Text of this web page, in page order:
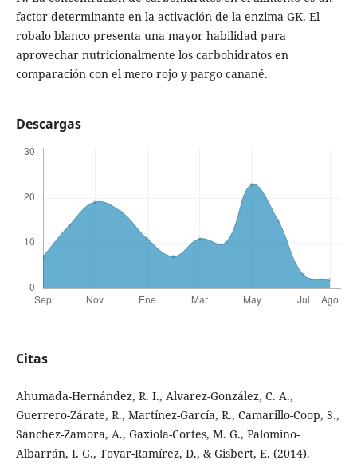
factor determinante en la activación de la enzima GK. El
robalo blanco presenta una mayor habilidad para
aprovechar nutricionalmente los carbohidratos en
comparación con el mero rojo y pargo canané.
Descargas
Citas
Ahumada-Hernández, R. I., Alvarez-González, C. A.,
Guerrero-Zárate, R., Martínez-García, R., Camarillo-Coop, S.,
Sánchez-Zamora, A., Gaxiola-Cortes, M. G., Palomino-
Albarrán, I. G., Tovar-Ramírez, D., & Gisbert, E. (2014).